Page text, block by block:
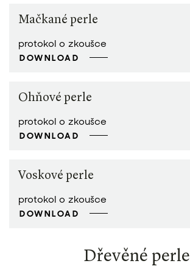
Mačkané perle
protokol o zkoušce
DOWNLOAD
Ohňové perle
protokol o zkoušce
DOWNLOAD
Voskové perle
protokol o zkoušce
DOWNLOAD
Dřevěné perle